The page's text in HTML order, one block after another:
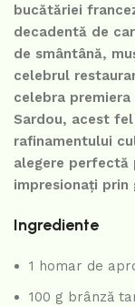
bucătăriei
decadentă de
de smântână,
celebrul
celebra premiera
Sardou, acest
rafinamentului
alegere perfectă
impresionați prin
Ingrediente
1 homar de
100 g brânză